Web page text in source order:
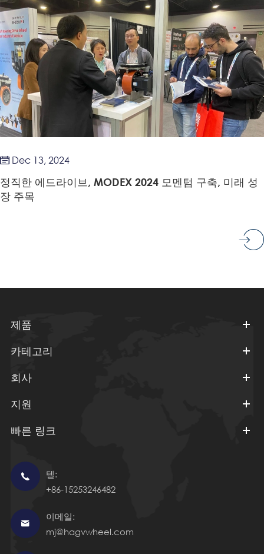
 Dec 13, 2024
정직한 에드라이브, MODEX 2024 모멘텀 구축, 미래 성
장 주목
제품
카테고리
회사
지원
빠른 링크

텔:
+86-15253246482

이메일:
mj@hagvwheel.com